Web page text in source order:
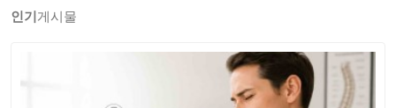
인기 게시물